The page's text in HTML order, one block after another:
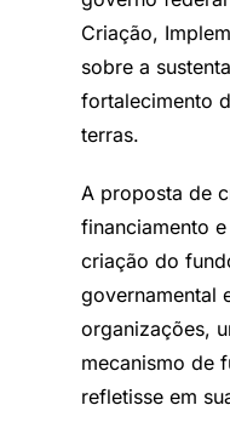
Criação,
sobre a
fortalecimento
terras.
A proposta de
financiamento
criação do
governamental
organizações,
mecanismo de
refletisse em